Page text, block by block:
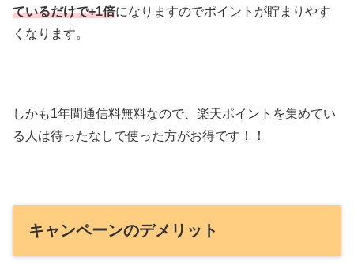
ているだけで+1倍になりますのでポイントが貯まりやす
くなります。
しかも1年間通信料無料なので、楽天ポイントを集めてい
る人は待ったなしで使った方がお得です！！
キャンペーンのデメリット